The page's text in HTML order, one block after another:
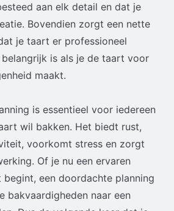
aan elk detail en dat je
Bovendien zorgt een nette
je taart er professioneel
is als je de taart voor
maakt.
is essentieel voor iedereen
wil bakken. Het biedt rust,
voorkomt stress en zorgt
Of je nu een ervaren
een doordachte planning
bakvaardigheden naar een